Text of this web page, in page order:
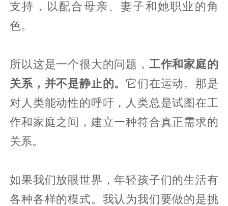
支持，以配合母亲、妻子和她职业的角
色。
所以这是一个很大的问题， 工作和家庭的
关系，并不是静止的。 它们在运动。那是
对人类能动性的呼吁，人类总是试图在工
作和家庭之间，建立一种符合真正需求的
关系。
如果我们放眼世界，年轻孩子们的生活有
各种各样的模式。我认为我们要做的是挑